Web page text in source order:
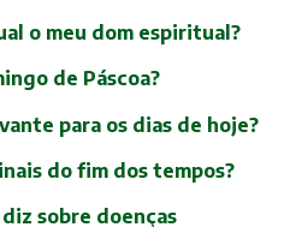
o meu dom espiritual?
de Páscoa?
para os dias de hoje?
do fim dos tempos?
diz sobre doenças